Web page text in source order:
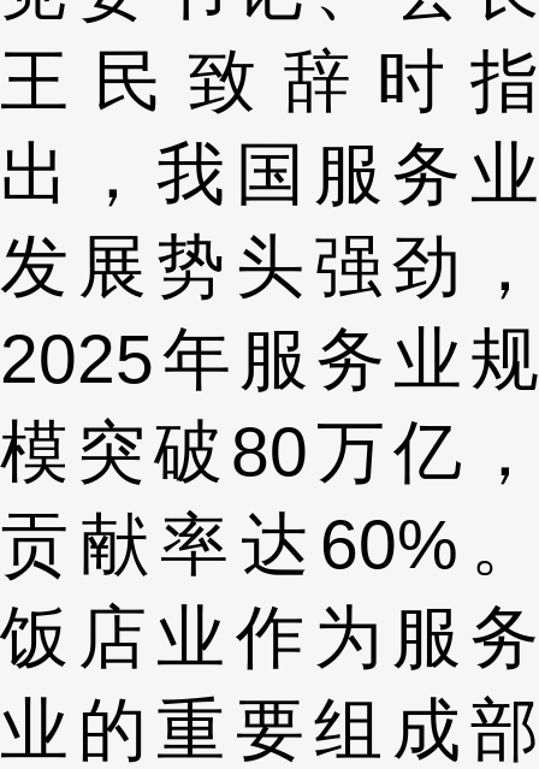
王民致辞时指
出，我国服务业
发展势头强劲，
2025年服务业规
模突破80万亿，
贡献率达60%。
饭店业作为服务
业的重要组成部